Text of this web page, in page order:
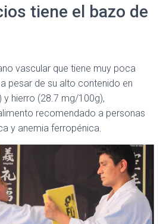
tiene el bazo de
vascular que tiene muy poca
pesar de su alto contenido en
hierro (28.7 mg/100g),
recomendado a personas
y anemia ferropénica.